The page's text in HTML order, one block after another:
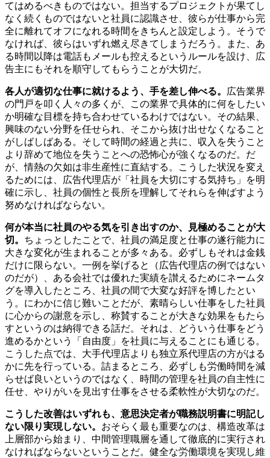
てはめるべきものではない。担当するプロジェクトが果てし
なく続くものではないと社員に認識させ、彼らが仕事から完
全に離れてオフになれる時間をきちんと設定しよう。そうで
なければ、彼らはいずれ燃え尽きてしまうだろう。また、あ
る時間以降は電話もメールも控えるというルールを設け、広
告主にもそれを順守してもらうことが大切だ。
各人が適切な仕事に就けるよう、手を差し伸べる。 広告業界
の門戸を叩く人々の多くが、この業界で具体的に何をしたい
か明確な目標を持ち合わせているわけではない。その結果、
興味のない分野を任せられ、そこから抜け出せなくなること
がしばしばある。そして時間の経過と共に、収入を失うこと
より辞めて地位を失うことへの恐怖心が強くなるのだ。だ
が、情熱の欠如は非生産性に直結する。こうした状況を変え
るためには、広告代理店が「社員を大切にする気持ち」を明
確に示し、社員の個性と長所を理解してそれらを伸ばすよう
努めなければならない。
何が本当に社員のやる気を引き出すのか、見極めることが大
切。 ちょっとしたことで、社員の満足度と仕事の遂行能力に
大きな変化が生まれることが多々ある。必ずしもそれは金銭
だけに限らない。一例を挙げると（広告代理店の例ではない
のだが）、ある会社では優れた実績を讃えるためにネームタ
グを導入したところ、社員の間で大変な好評を博したとい
う。にわかに信じ難いことだが、素晴らしい仕事をした社員
に心からの謝意を示し、称賛することが大きな効果をもたら
すというのは納得できる話だ。それは、どういう仕事をどう
進めるかという「自由度」を社員に与えることにも通じる。
こうした点では、大手代理店よりも独立系代理店の方がはる
かに先を行っている。詰まるところ、必ずしも労働時間を減
らせば良いというのではなく、時間の管理を社員の自主性に
任せ、やりがいを見出す仕事をさせる柔軟性が大切なのだ。
こうした改善はいずれも、意思決定者が職務説明書に明記し
ない限り実現しない。 おそらく最も重要なのは、構造改革は
上層部から始まり、中間管理職層を通して徹底的に実行され
なければならないということだ。健全な労働環境を実現し維